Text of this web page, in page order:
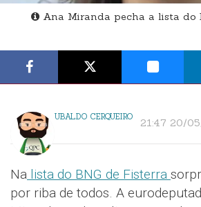
Ana Miranda pecha a lista do
UBALDO CERQUEIRO 21:47 20/
Na lista do BNG de Fisterra
por riba de todos. A